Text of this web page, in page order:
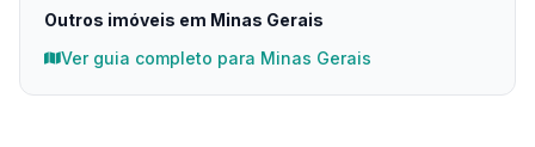
Outros imóveis em Minas Gerais
Ver guia completo para Minas Gerais